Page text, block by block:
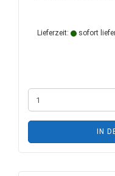
Lieferzeit: sofort
IN